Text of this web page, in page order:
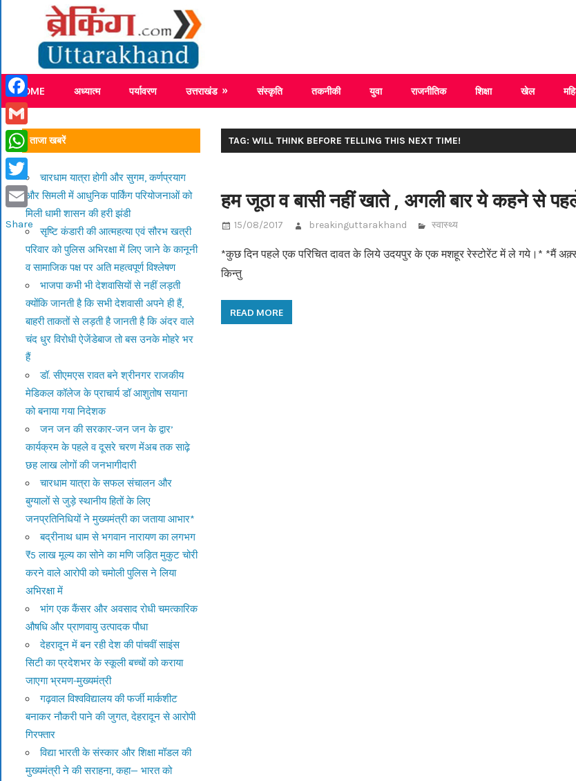
content
Breaking News Uttarakhand
HOME अध्यात्म पर्यावरण उत्तराखंड संस्कृति तकनीकी युवा राजनीतिक शिक्षा खेल
TAG: WILL THINK BEFORE TELLING THIS NEXT TIME!
हम जूठा व बासी नहीं खाते , अगली बार ये कहने से
15/08/2017 breakinguttarakhand स्वास्थ्य
*कुछ दिन पहले एक परिचित दावत के लिये उदयपुर के एक मशहूर रेस्टोरेंट में ले गये।* *मैं
किन्तु
READ MORE
ताजा खबरें
चारधाम यात्रा होगी और सुगम, कर्णप्रयाग
और सिमली में आधुनिक पार्किंग परियोजनाओं को
मिली धामी शासन की हरी झंडी
सृष्टि कंडारी की आत्महत्या एवं सौरभ खत्री
परिवार को पुलिस अभिरक्षा में लिए जाने के कानूनी
व सामाजिक पक्ष पर अति महत्वपूर्ण विश्लेषण
भाजपा कभी भी देशवासियों से नहीं लड़ती
क्योंकि जानती है कि सभी देशवासी अपने ही हैं,
बाहरी ताकतों से लड़ती है जानती है कि अंदर वाले
चंद धुर विरोधी ऐजेंडेबाज तो बस उनके मोहरे भर
हैं
डॉ. सीएमएस रावत बने श्रीनगर राजकीय
मेडिकल कॉलेज के प्राचार्य डॉ आशुतोष सयाना
को बनाया गया निदेशक
जन जन की सरकार-जन जन के द्वार’
कार्यक्रम के पहले व दूसरे चरण मेंअब तक साढ़े
छह लाख लोगों की जनभागीदारी
चारधाम यात्रा के सफल संचालन और
बुग्यालों से जुड़े स्थानीय हितों के लिए
जनप्रतिनिधियों ने मुख्यमंत्री का जताया आभार*
बद्रीनाथ धाम से भगवान नारायण का लगभग
₹5 लाख मूल्य का सोने का मणि जड़ित मुकुट चोरी
करने वाले आरोपी को चमोली पुलिस ने लिया
अभिरक्षा में
भांग एक कैंसर और अवसाद रोधी चमत्कारिक
औषधि और प्राणवायु उत्पादक पौधा
देहरादून में बन रही देश की पांचवीं साइंस
सिटी का प्रदेशभर के स्कूली बच्चों को कराया
जाएगा भ्रमण-मुख्यमंत्री
गढ़वाल विश्वविद्यालय की फर्जी मार्कशीट
बनाकर नौकरी पाने की जुगत, देहरादून से आरोपी
गिरफ्तार
विद्या भारती के संस्कार और शिक्षा मॉडल की
मुख्यमंत्री ने की सराहना, कहा— भारत को
Facebook
Gmail
WhatsApp
Twitter
Email
Share